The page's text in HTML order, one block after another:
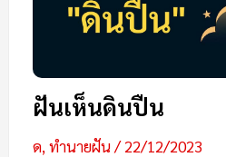
ฝันเห็นดินปืน
ด, ทำนายฝัน/22/12/2023